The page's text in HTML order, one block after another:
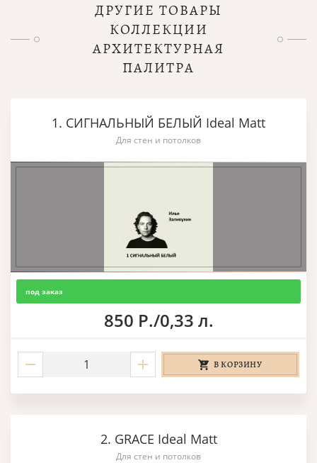
ДРУГИЕ ТОВАРЫ
КОЛЛЕКЦИИ
АРХИТЕКТУРНАЯ
ПАЛИТРА
1. СИГНАЛЬНЫЙ БЕЛЫЙ Ideal Matt
Для стен и потолков
под заказ
850 Р./0,33 л.
В КОРЗИНУ
2. GRACE Ideal Matt
Для стен и потолков